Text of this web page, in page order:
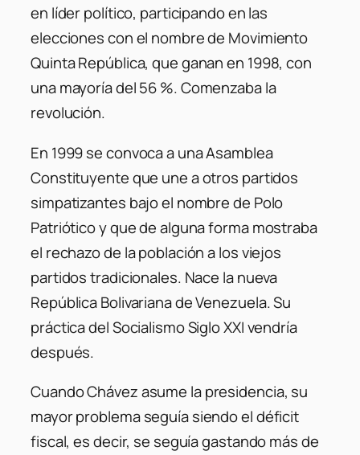
en líder político, participando en las
elecciones con el nombre de Movimiento
Quinta República, que ganan en 1998, con
una mayoría del 56 %. Comenzaba la
revolución.
En 1999 se convoca a una Asamblea
Constituyente que une a otros partidos
simpatizantes bajo el nombre de Polo
Patriótico y que de alguna forma mostraba
el rechazo de la población a los viejos
partidos tradicionales. Nace la nueva
República Bolivariana de Venezuela. Su
práctica del Socialismo Siglo XXI vendría
después.
Cuando Chávez asume la presidencia, su
mayor problema seguía siendo el déficit
fiscal, es decir, se seguía gastando más de